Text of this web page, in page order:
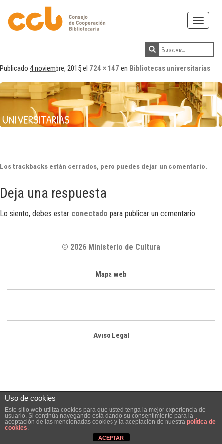
Toggle
Publicado 4 noviembre, 2015el 724 × 147 en Bibliotecas universitarias
Los trackbacks están cerrados, pero puedes dejar un comentario.
Deja una respuesta
Lo siento, debes estar conectado para publicar un comentario.
© 2026 Ministerio de Cultura
Mapa web
|
Aviso Legal
Uso de cookies
Este sitio web utiliza cookies para que usted tenga la mejor experiencia de
usuario. Si continúa navegando está dando su consentimiento para la
aceptación de las mencionadas cookies y la aceptación de nuestra política de
cookies.
ACEPTAR